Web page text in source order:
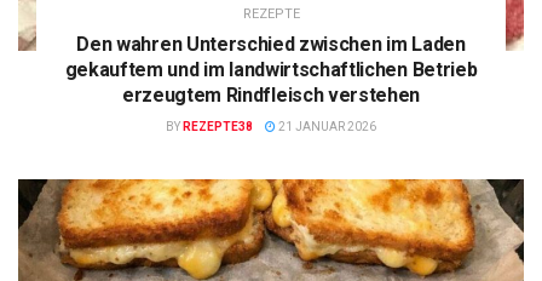
REZEPTE
Den wahren Unterschied zwischen im Laden
gekauftem und im landwirtschaftlichen Betrieb
erzeugtem Rindfleisch verstehen
BY REZEPTE38 21 JANUAR 2026